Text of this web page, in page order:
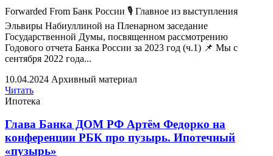
Forwarded From Банк России 🎙 Главное из выступления
Эльвиры Набиуллиной на Пленарном заседание
Государственной Думы, посвященном рассмотрению
Годового отчета Банка России за 2023 год (ч.1) 📌 Мы с
сентября 2022 года...
10.04.2024 Архивный материал
Читать
Ипотека
Глава Банка ДОМ PФ Артём Федорко на
конференции РБК про пузырь. Ипотечный
«пузырь»